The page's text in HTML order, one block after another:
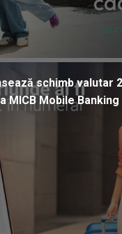
schimb valutar
MICB Mobile Banking